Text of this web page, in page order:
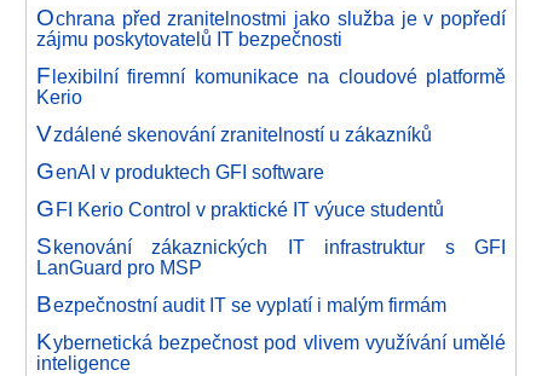
Ochrana před zranitelnostmi jako služba je v popředí
zájmu poskytovatelů IT bezpečnosti
F lexibilní firemní komunikace na cloudové platformě
Kerio
Vzdálené skenování zranitelností u zákazníků
GenAI v produktech GFI software
G FI Kerio Control v praktické IT výuce studentů
S kenování zákaznických IT infrastruktur s GFI
LanGuard pro MSP
Bezpečnostní audit IT se vyplatí i malým firmám
Kybernetická bezpečnost pod vlivem využívání umělé
inteligence